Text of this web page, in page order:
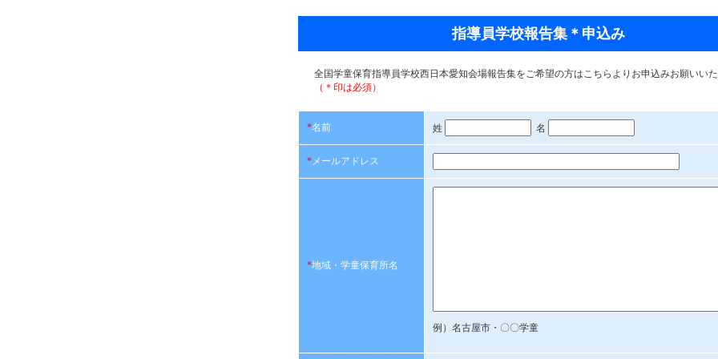
指導員学校報告集＊申込み
全国学童保育指導員学校西日本愛知会場報告集をご希望の方はこちらよりお申込みお願いい
（＊印は必須）
*名前 姓 名
*メールアドレス
*地域・学童保育所名
例）名古屋市・〇〇学童